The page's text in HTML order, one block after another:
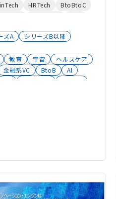
クの提供による事業支援
高い信用力
HRTech
BtoBtoC
グエコノミー
RetailTech 投資
ズA
シリーズB以降
教育 宇宙
ヘルスケア
金融系VC BtoB
AI
ングエコノミー